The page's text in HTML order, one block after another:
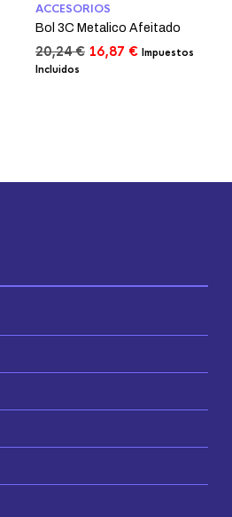
ACCESORIOS
Bol 3C Metalico Afeitado
20,24€ El
16,87 €ElImpuestos
Incluidos